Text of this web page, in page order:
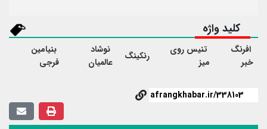
کلید واژه
افرنگ
خبر
تنیس روی
میز
رنکینگ
نوشاد
عالمیان
بنیامین
فرجی